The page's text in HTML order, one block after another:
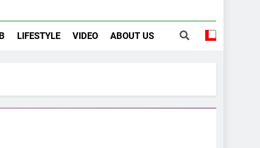
LIFESTYLE VIDEO ABOUT US